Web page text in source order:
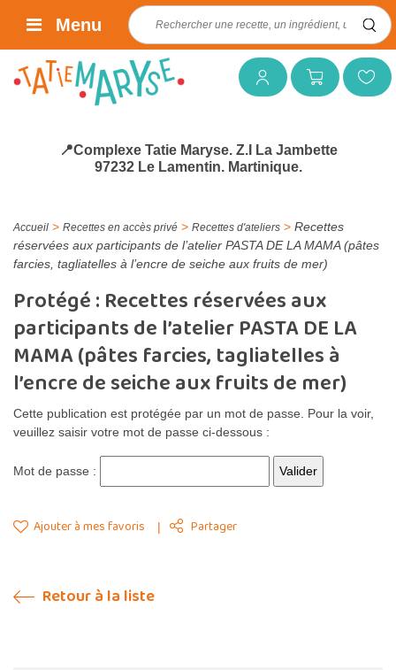
Mon compteMon panierMes favoris
Rechercher :
Menu
📍Complexe Tatie Maryse. Z.I La Jambette
97232 Le Lamentin. Martinique.
Accueil > Recettes en accès privé > Recettes d'ateliers > Recettes
réservées aux participants de l’atelier PASTA DE LA MAMA (pâtes
farcies, tagliatelles à l’encre de seiche aux fruits de mer)
Protégé : Recettes réservées aux
participants de l’atelier PASTA DE LA
MAMA (pâtes farcies, tagliatelles à
l’encre de seiche aux fruits de mer)
Cette publication est protégée par un mot de passe. Pour la voir,
veuillez saisir votre mot de passe ci-dessous :
Mot de passe :
Ajouter à mes favoris Partager
Retour à la liste